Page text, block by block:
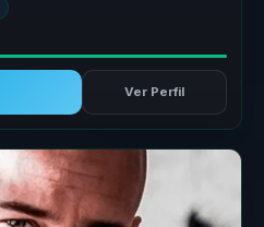
Ver Perfil